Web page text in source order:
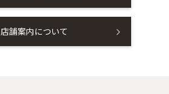
店舗案内について